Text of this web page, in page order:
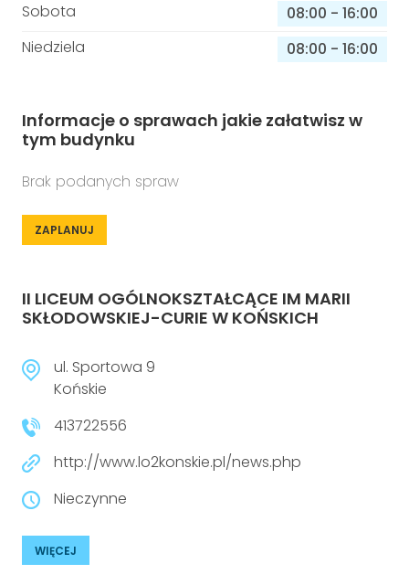
Sobota
08:00 - 16:00
Niedziela
08:00 - 16:00
Informacje o sprawach jakie załatwisz w
tym budynku
Brak podanych spraw
ZAPLANUJ
II LICEUM OGÓLNOKSZTAŁCĄCE IM MARII
SKŁODOWSKIEJ-CURIE W KOŃSKICH
ul. Sportowa 9
Końskie
413722556
http://www.lo2konskie.pl/news.php
Nieczynne
WIĘCEJ